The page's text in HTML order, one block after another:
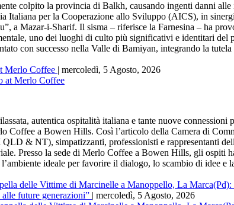
colpito la provincia di Balkh, causando ingenti danni alle
per la Cooperazione allo Sviluppo (AICS), in
a Mazar-i-Sharif. Il sisma – riferisce la Farnesina – ha
uno dei luoghi di culto più significativi e identitari del
con successo nella Valle di Bamiyan, integrando la
Merlo Coffee | mercoledì, 5 Agosto, 2026
autentica ospitalità italiana e tante nuove connessioni
Coffee a Bowen Hills. Così l’articolo della Camera di
& NT), simpatizzanti, professionisti e rappresentanti
Presso la sede di Merlo Coffee a Bowen Hills, gli ospiti
ideale per favorire il dialogo, lo scambio di idee e
delle Vittime di Marcinelle a Manoppello, La
future generazioni” | mercoledì, 5 Agosto, 2026